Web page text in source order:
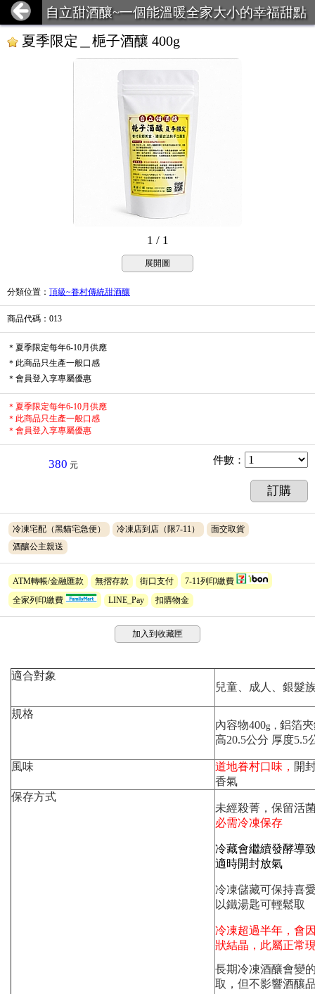
自立甜酒釀~一個能溫暖全家大小的幸福甜點
夏季限定＿梔子酒釀 400g
1 / 1
展開圖
分類位置 ： 頂級~眷村傳統甜酒釀
商品代碼 ：013
＊夏季限定每年6-10月供應
＊此商品只生產一般口感
＊會員登入享專屬優惠
＊夏季限定每年6-10月供應
＊此商品只生產一般口感
＊會員登入享專屬優惠
380 元 件數 ：
訂購
冷凍宅配（黑貓宅急便） 冷凍店到店（限7-11）
面交取貨
酒釀公主親送
ATM轉帳/金融匯款 無摺存款 街口支付
7-11列印繳費
全家列印繳費
LINE_Pay 扣購物金
加入到收藏匣
適合對象
兒童、成人、銀髮
規格
內容物400g， 鋁箔
高20.5公分 厚度
風味 道地眷村口味， 開
香氣
保存方式
未經殺菁，保留活
必需冷凍保存
冷藏會繼續發酵導
適時開封放氣
冷凍儲藏可保持喜
以鐵湯匙可輕鬆取
冷凍超過半年，會
狀結晶， 此屬正常
長期冷凍酒釀會變
取，但不影響酒釀